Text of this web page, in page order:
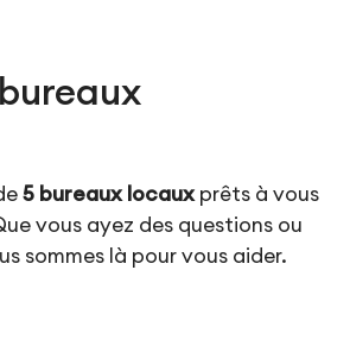
5 bureaux locaux prêts à vous
vous ayez des questions ou
sommes là pour vous aider.